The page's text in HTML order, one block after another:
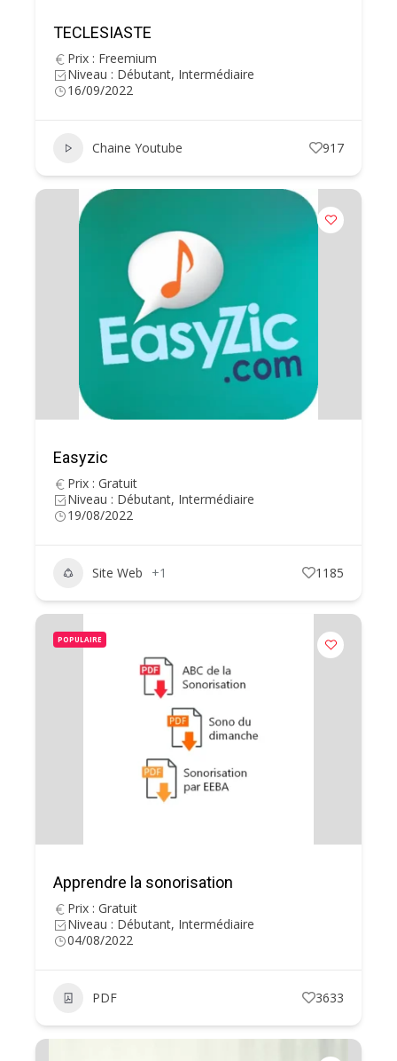
TECLESIASTE
Prix : Freemium
Niveau : Débutant, Intermédiaire
16/09/2022
Chaine Youtube 917
Easyzic
Prix : Gratuit
Niveau : Débutant, Intermédiaire
19/08/2022
Site Web +1 1185
POPULAIRE
Apprendre la sonorisation
Prix : Gratuit
Niveau : Débutant, Intermédiaire
04/08/2022
PDF 3633